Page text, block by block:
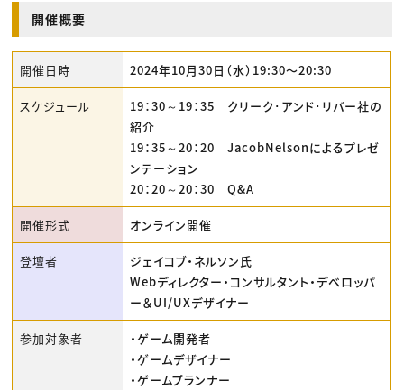
開催概要
開催日時 2024年10月30日（水）19:30〜20:30
スケジュール
19：30～19：35 クリーク･アンド･リバー社の
紹介
19：35～20：20 JacobNelsonによるプレゼ
ンテーション
20：20～20：30 Q&A
開催形式 オンライン開催
登壇者
ジェイコブ・ネルソン氏
Webディレクター・コンサルタント・デベロッパ
ー＆UI/UXデザイナー
参加対象者
・ゲーム開発者
・ゲームデザイナー
・ゲームプランナー